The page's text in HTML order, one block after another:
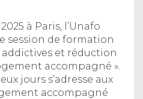
à Paris, l’Unafo
session de formation
et réduction
accompagné ».
jours s’adresse aux
accompagné